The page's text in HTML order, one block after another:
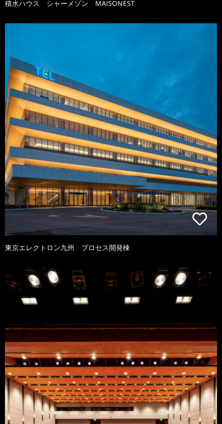
積水ハウス シャーメゾン MAISONEST
東京エレクトロン九州 プロセス開発棟